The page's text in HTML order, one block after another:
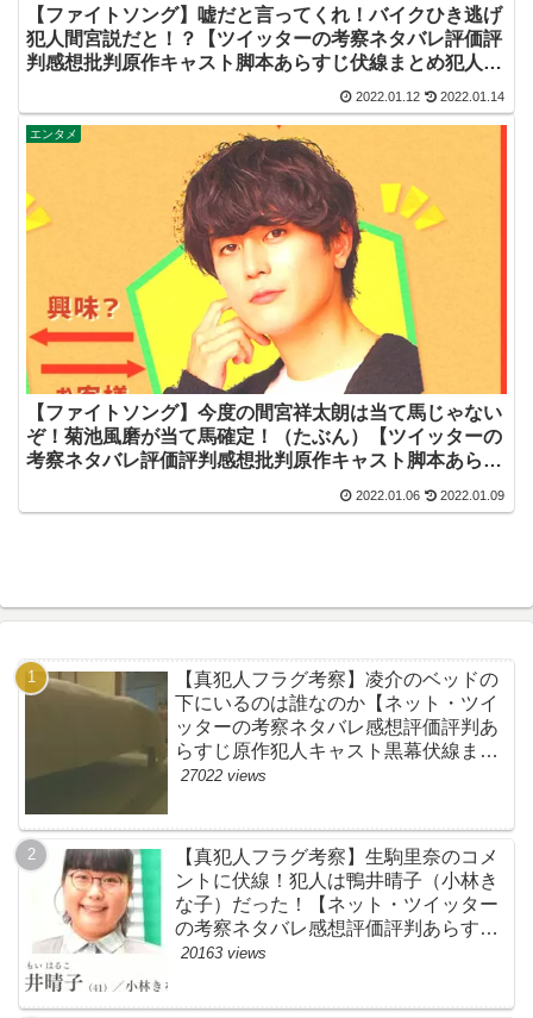
【ファイトソング】嘘だと言ってくれ！バイクひき逃げ
犯人間宮説だと！？【ツイッターの考察ネタバレ評価評
判感想批判原作キャスト脚本あらすじ伏線まとめ犯人黒
幕・ドラマ・交通事故・間宮祥太朗・清原果耶・菊池風
磨】
2022.01.12 2022.01.14
エンタメ
【ファイトソング】今度の間宮祥太朗は当て馬じゃない
ぞ！菊池風磨が当て馬確定！（たぶん）【ツイッターの
考察ネタバレ評価評判感想批判原作キャスト脚本あらす
2022.01.06 2022.01.09
【真犯人フラグ考察】凌介のベッドの
下にいるのは誰なのか【ネット・ツイ
ッターの考察ネタバレ感想評価評判あ
らすじ原作犯人キャスト黒幕伏線まと
め】
27022 views
【真犯人フラグ考察】生駒里奈のコメ
ントに伏線！犯人は鴨井晴子（小林き
な子）だった！【ネット・ツイッター
の考察ネタバレ感想評価評判あらすじ
原作犯人キャスト黒幕伏線まとめ・鴨
20163 views